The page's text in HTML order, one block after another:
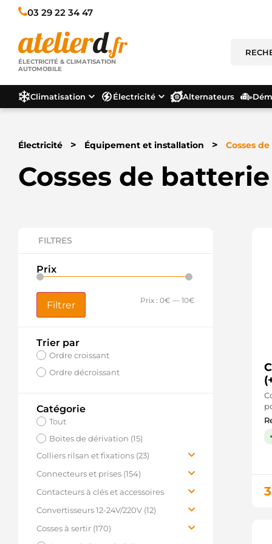
03 29 22 34 47
ÉLECTRICITÉ & CLIMATISATION
AUTOMOBILE
Climatisation Électricité Alternateurs
Électricité > Équipement et installation > Cosses
Cosses de batterie
FILTRES
Prix
Filtrer Prix : 0€ — 10€
Trier par
Ordre croissant
Ordre décroissant
Catégorie
Tout
Boites de dérivation (15)
Colliers rilsan et fixations (23)
Colliers rilsan (longueur 550 à
450mm) (12)
Fixations faisceaux et câbles (7)
Connecteurs et prises (154)
Connecteurs de puissance (23)
Connecteurs DEUTSCH (56)
Connecteurs en plastique blanc
Contacteurs à clés et accessoires
Convertisseurs 12-24V/220V (12)
Convertisseurs 12V/220V (6)
Cosses à sertir (170)